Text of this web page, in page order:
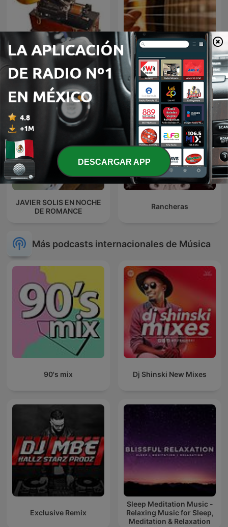
revolución en el sonido
BOLEROS Y TRIOS
ROMANTICOS
JAVIER SOLIS EN NOCHE
DE ROMANCE
Rancheras
Más podcasts internacionales de Música
90's mix Dj Shinski New Mixes
Exclusive Remix
Sleep Meditation Music -
Relaxing Music for Sleep,
Meditation & Relaxation
DESCARGAR APP